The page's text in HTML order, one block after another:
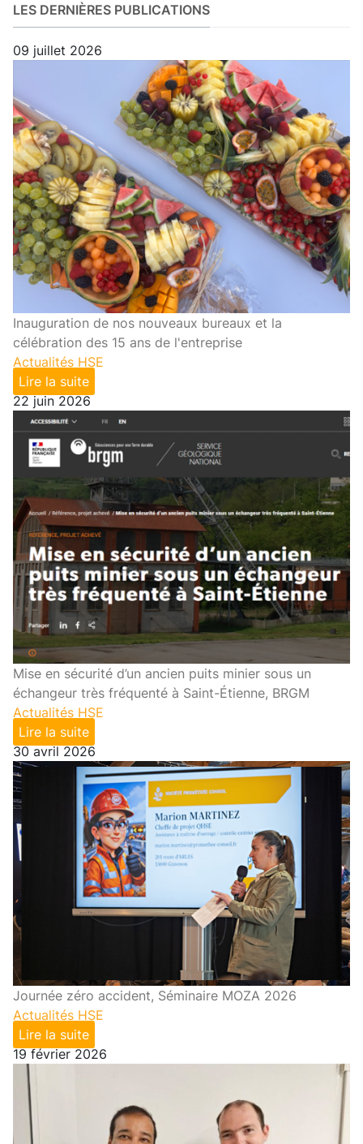
LES DERNIÈRES PUBLICATIONS
09 juillet 2026
Inauguration de nos nouveaux bureaux et la
célébration des 15 ans de l'entreprise
Actualités HSE
Lire la suite
22 juin 2026
Mise en sécurité d’un ancien puits minier sous un
échangeur très fréquenté à Saint-Étienne, BRGM
Actualités HSE
Lire la suite
30 avril 2026
Journée zéro accident, Séminaire MOZA 2026
Actualités HSE
Lire la suite
19 février 2026